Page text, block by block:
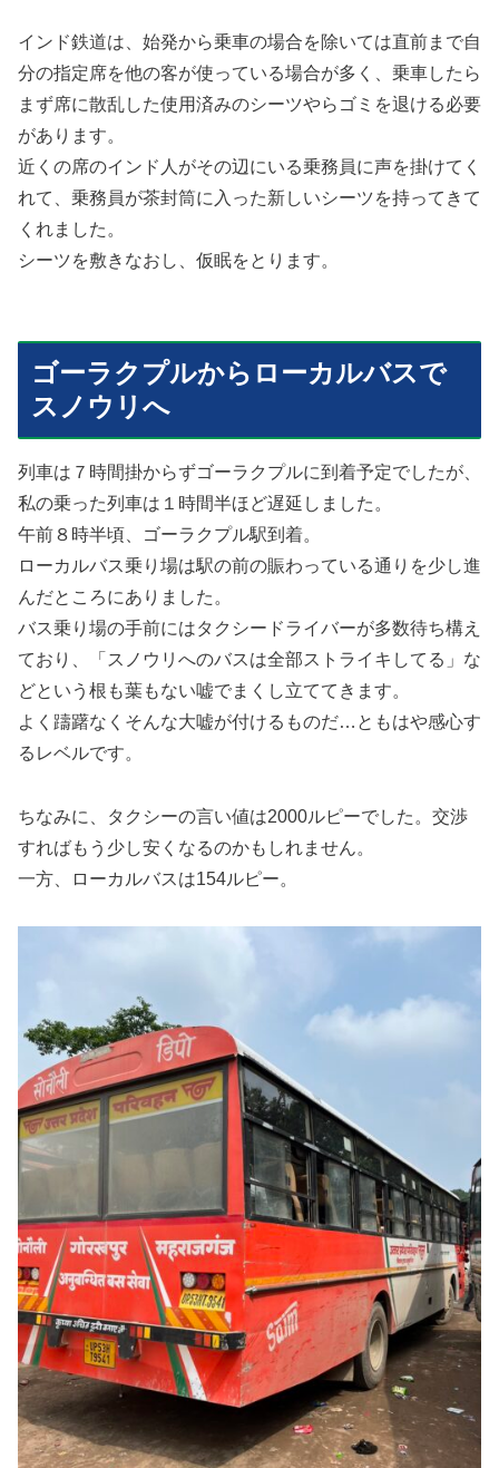
インド鉄道は、始発から乗車の場合を除いては直前まで自
分の指定席を他の客が使っている場合が多く、乗車したら
まず席に散乱した使用済みのシーツやらゴミを退ける必要
があります。
近くの席のインド人がその辺にいる乗務員に声を掛けてく
れて、乗務員が茶封筒に入った新しいシーツを持ってきて
くれました。
シーツを敷きなおし、仮眠をとります。
ゴーラクプルからローカルバスで
スノウリへ
列車は７時間掛からずゴーラクプルに到着予定でしたが、
私の乗った列車は１時間半ほど遅延しました。
午前８時半頃、ゴーラクプル駅到着。
ローカルバス乗り場は駅の前の賑わっている通りを少し進
んだところにありました。
バス乗り場の手前にはタクシードライバーが多数待ち構え
ており、「スノウリへのバスは全部ストライキしてる」な
どという根も葉もない嘘でまくし立ててきます。
よく躊躇なくそんな大嘘が付けるものだ…ともはや感心す
るレベルです。
ちなみに、タクシーの言い値は2000ルピーでした。交渉
すればもう少し安くなるのかもしれません。
一方、ローカルバスは154ルピー。